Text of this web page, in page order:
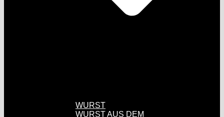
WURST
WURST AUS DEM